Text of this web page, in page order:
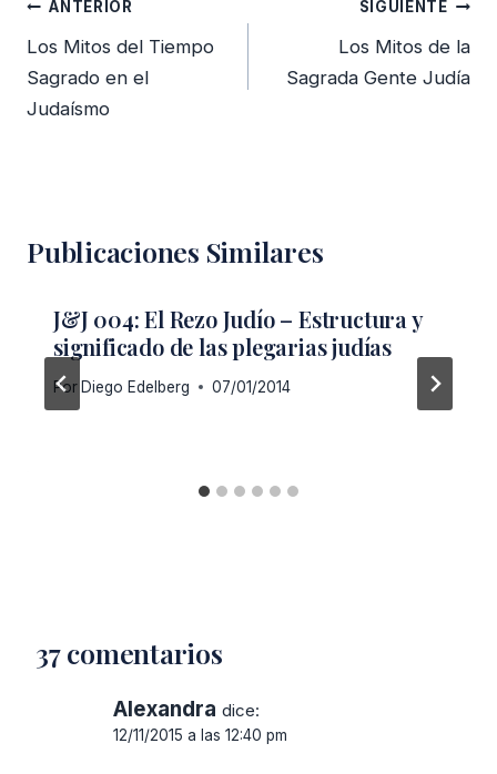
de
entradas
ANTERIOR
Los Mitos del Tiempo
Sagrado en el
Judaísmo
SIGUIENTE
Los Mitos de la
Sagrada Gente Judía
Publicaciones Similares
J&J 004: El Rezo Judío – Estructura y
significado de las plegarias judías
Por Diego Edelberg 07/01/2014
37 comentarios
Alexandra dice:
12/11/2015 a las 12:40 pm